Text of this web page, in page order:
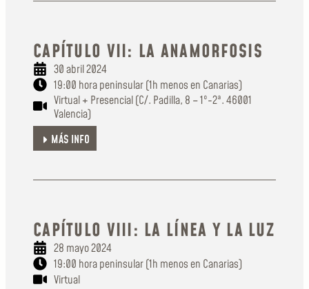
CAPÍTULO VII: LA ANAMORFOSIS
30 abril 2024
19:00 hora peninsular (1h menos en Canarias)
Virtual + Presencial (C/. Padilla, 8 – 1º-2ª. 46001
Valencia)
MÁS INFO
CAPÍTULO VIII: LA LÍNEA Y LA LUZ
28 mayo 2024
19:00 hora peninsular (1h menos en Canarias)
Virtual